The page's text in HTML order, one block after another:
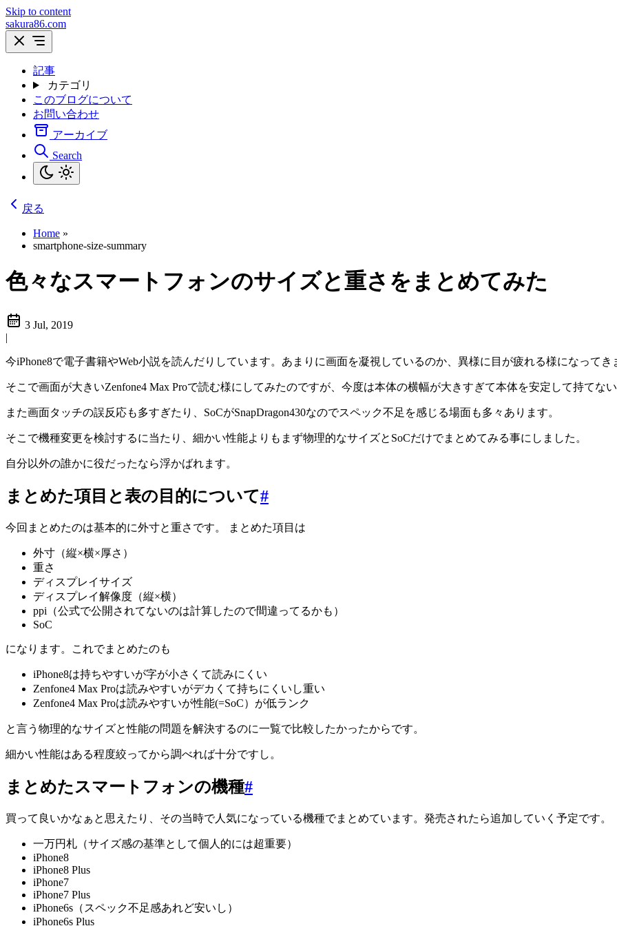
Skip to content
sakura86.com
記事
カテゴリ
このブログについて
お問い合わせ
アーカイブ
Search
戻る
Home »
smartphone-size-summary
色々なスマートフォンのサイズと重さをまとめてみた
3 Jul, 2019
|
今iPhone8で電子書籍やWeb小説を読んだりしています。あまりに画面を凝視しているのか、異様に目が疲れる様になってき
そこで画面が大きいZenfone4 Max Proで読む様にしてみたのですが、今度は本体の横幅が大きすぎて本体を安定して持てな
また画面タッチの誤反応も多すぎたり、SoCがSnapDragon430なのでスペック不足を感じる場面も多々あります。
そこで機種変更を検討するに当たり、細かい性能よりもまず物理的なサイズとSoCだけでまとめてみる事にしました。
自分以外の誰かに役だったなら浮かばれます。
まとめた項目と表の目的について#
今回まとめたのは基本的に外寸と重さです。 まとめた項目は
外寸（縦×横×厚さ）
重さ
ディスプレイサイズ
ディスプレイ解像度（縦×横）
ppi（公式で公開されてないのは計算したので間違ってるかも）
SoC
になります。これでまとめたのも
iPhone8は持ちやすいが字が小さくて読みにくい
Zenfone4 Max Proは読みやすいがデカくて持ちにくいし重い
Zenfone4 Max Proは読みやすいが性能(=SoC）が低ランク
と言う物理的なサイズと性能の問題を解決するのに一覧で比較したかったからです。
細かい性能はある程度絞ってから調べれば十分ですし。
まとめたスマートフォンの機種#
買って良いかなぁと思えたり、その当時で人気になっている機種でまとめています。発売されたら追加していく予定です。
一万円札（サイズ感の基準として個人的には超重要）
iPhone8
iPhone8 Plus
iPhone7
iPhone7 Plus
iPhone6s（スペック不足感あれど安いし）
iPhone6s Plus